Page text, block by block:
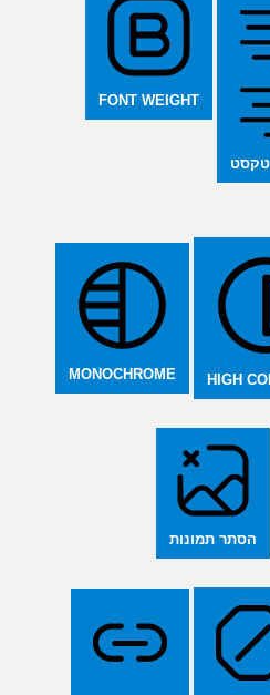
טקסט
FONT WEIGHT
HIGH
MONOCHROME
הסתר תמונות